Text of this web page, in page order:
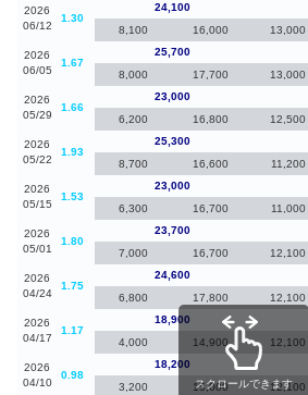
2026
06/12
1.30
24,100
8,100
16,000 13,000
2026
06/05
1.67
25,700
8,000
17,700 13,000
2026
05/29
1.66
23,000
6,200
16,800 12,500
2026
05/22
1.93
25,300
8,700
16,600 11,200
2026
05/15
1.53
23,000
6,300
16,700 11,000
2026
05/01
1.80
23,700
7,000
16,700 12,100
2026
04/24
1.75
24,600
6,800
17,800 12,100
2026
04/17
1.17
18,900
4,000
14,900 12,100
2026
04/10
0.98
18,200
3,200
15,000 12,100
スクロールできます